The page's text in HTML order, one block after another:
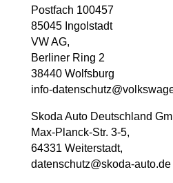
Postfach 100457
85045 Ingolstadt
VW AG,
Berliner Ring 2
38440 Wolfsburg
info-
Skoda Auto Deutschland
Max-Planck-Str. 3-5,
64331 Weiterstadt,
datenschutz@skoda-auto.de